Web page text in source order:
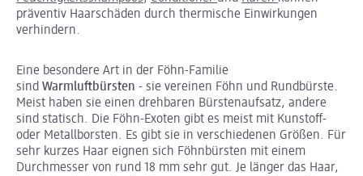
präventiv Haarschäden durch thermische Einwirkungen
verhindern.
Eine besondere Art in der Föhn-Familie
sind Warmluftbürsten - sie vereinen Föhn und Rundbürste.
Meist haben sie einen drehbaren Bürstenaufsatz, andere
sind statisch. Die Föhn-Exoten gibt es meist mit Kunstoff-
oder Metallborsten. Es gibt sie in verschiedenen Größen. Für
sehr kurzes Haar eignen sich Föhnbürsten mit einem
Durchmesser von rund 18 mm sehr gut. Je länger das Haar,